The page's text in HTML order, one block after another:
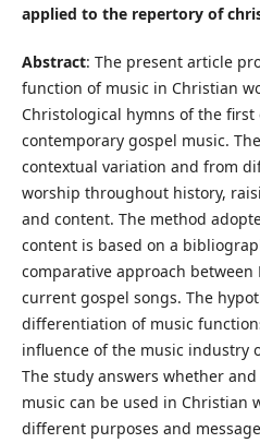
applied to the repertory of
Abstract: The present article
function of music in Christian
Christological hymns of the
contemporary gospel music.
contextual variation and from
worship throughout history,
and content. The method
content is based on a
comparative approach between
current gospel songs. The
differentiation of music
influence of the music industry
The study answers whether
music can be used in Christian
different purposes and